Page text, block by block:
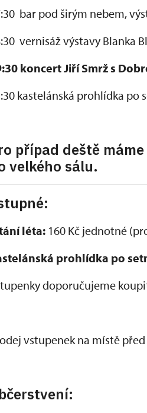
bar pod širým nebem,
vernisáž výstavy Blanka
koncert Jiří Smrž s
kastelánská prohlídka po
případ deště
velkého sálu.
léta: 160 Kč jednotné
prohlídka po
doporučujeme
vstupenek na místě